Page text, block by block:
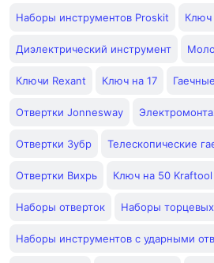
Наборы инструментов Proskit Ключ
Диэлектрический инструмент
Ключи Rexant Ключ на 17
Отвертки Jonnesway
Отвертки Зубр Телескопические
Отвертки Вихрь Ключ на 50 Kraftool
Наборы отверток Наборы торцевых
Наборы инструментов с ударными